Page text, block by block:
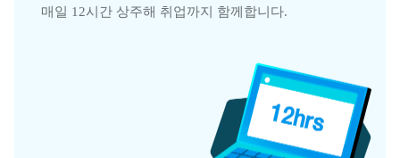
매일 12시간 상주해 취업까지 함께합니다.